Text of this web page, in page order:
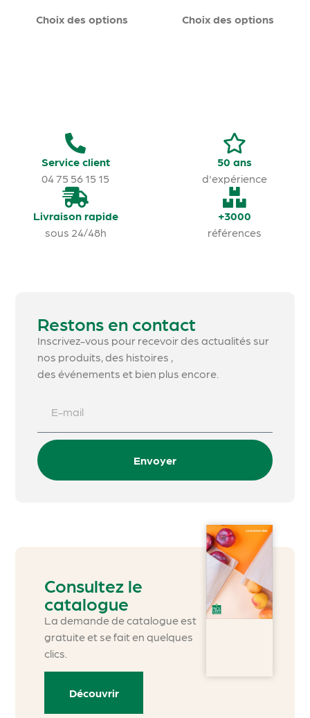
Choix des options Choix des options
Service client
04 75 56 15 15
50 ans
d'expérience
Livraison rapide
sous 24/48h
+3000
références
Restons en contact
Inscrivez-vous pour recevoir des actualités sur
nos produits, des histoires ,
des événements et bien plus encore.
Envoyer
Consultez le
catalogue
La demande de catalogue est
gratuite et se fait en quelques
clics.
Découvrir